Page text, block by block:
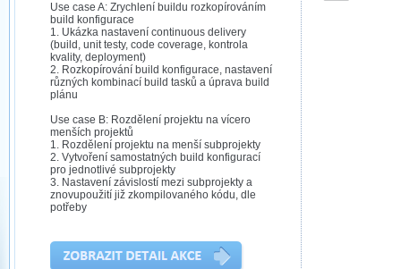
Use case A: Zrychlení buildu rozkopírováním
build konfigurace
1. Ukázka nastavení continuous delivery
(build, unit testy, code coverage, kontrola
kvality, deployment)
2. Rozkopírování build konfigurace, nastavení
různých kombinací build tasků a úprava build
plánu
Use case B: Rozdělení projektu na vícero
menších projektů
1. Rozdělení projektu na menší subprojekty
2. Vytvoření samostatných build konfigurací
pro jednotlivé subprojekty
3. Nastavení závislostí mezi subprojekty a
znovupoužití již zkompilovaného kódu, dle
potřeby